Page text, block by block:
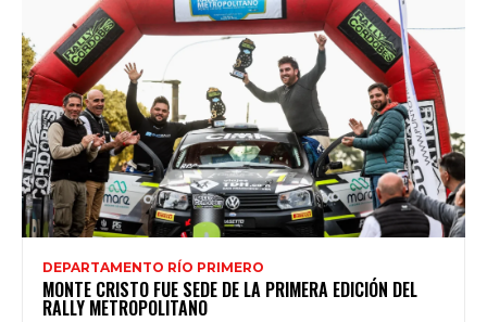
DEPARTAMENTO RÍO PRIMERO
MONTE CRISTO FUE SEDE DE LA PRIMERA EDICIÓN DEL
RALLY METROPOLITANO